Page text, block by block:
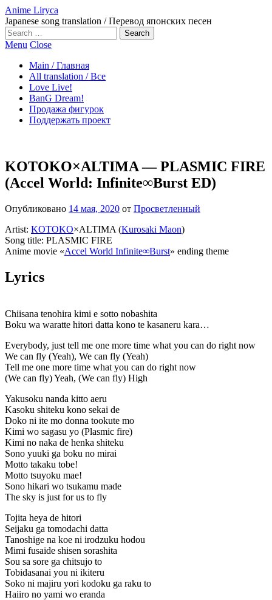
Anime Liryca
Japanese song translation / Перевод японских песен
Search
on:
Menu Close
Main / Главная
All translation / Все
Love Live!
BanG Dream!
Продажа фигурок
Поддержать проект
KOTOKO×ALTIMA — PLASMIC FIRE
(Accel World: Infinite∞Burst ED)
Опубликовано 14 мая, 2020 от Просветленный
Artist: KOTOKO×ALTIMA (Kurosaki Maon)
Song title: PLASMIC FIRE
Anime movie «Accel World Infinite∞Burst» ending theme
Lyrics
Chiisana tenohira kimi e sotto nobashita
Boku wa waratte hitori datta kono te kasaneru kara…
Everybody, just tell me one more time what you can do right now
We can fly (Yeah), We can fly (Yeah)
Tell me one more time what you can do right now
(We can fly) Yeah, (We can fly) High
Yakusoku nanda kitto aeru
Kasoku shiteku kono sekai de
Doko ni ite mo donna tookute mo
Kimi wo sagasu yo (Plasmic fire)
Kimi no naka de henka shiteku
Sono yuuki ga boku no mirai
Motto takaku tobe!
Motto tsuyoku mae!
Sono hikari wo tsukamu made
The sky is just for us to fly
Tojita heya de hitori
Seijaku ga tomodachi datta
Tanoshige na koe ni irodzuku hodou
Mimi fusaide shisen sorashita
Sou sa sore ga chitsujo to
Tobidasanai you ni ikiteru
Soko ni majiru yori kodoku ga raku to
Haiiro no yami wo eranda